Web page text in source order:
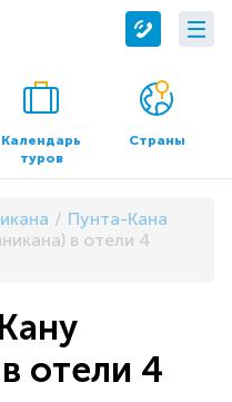
О компании
О нас
Контакты
и реквизиты
Календарь
туров
Страны
Пунта-Кана
в отели 4
отели 4